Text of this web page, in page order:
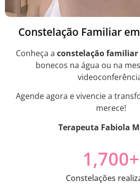
Constelação Familiar
Conheça a constelação
bonecos na água ou na
Agende agora e vivencie a
merece!
Terapeuta Fabiola
Constelações
1,700+